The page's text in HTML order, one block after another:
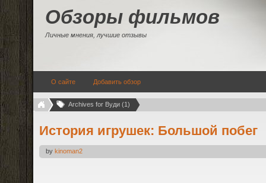
Обзоры фильмов
Личные мнения, лучшие отзывы
О сайте Добавить обзор
Archives for Вуди (1)
История игрушек: Большой побег
by kinoman2